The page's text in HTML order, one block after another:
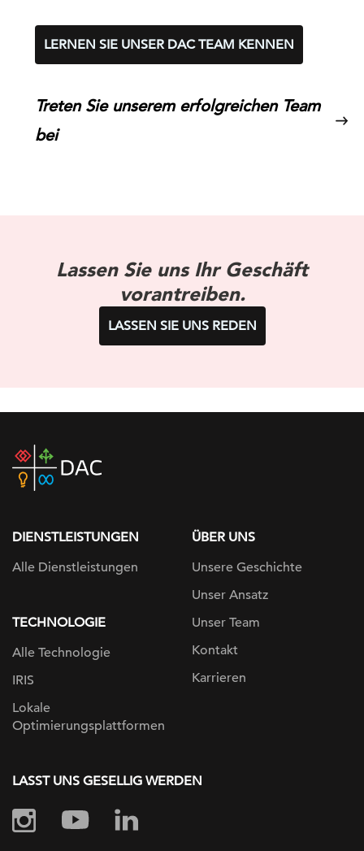
LERNEN SIE UNSER DAC TEAM KENNEN
Treten Sie unserem erfolgreichen Team
bei
Lassen Sie uns Ihr Geschäft
vorantreiben.
LASSEN SIE UNS REDEN
DAC
home
DIENSTLEISTUNGEN
Alle Dienstleistungen
TECHNOLOGIE
Alle Technologie
IRIS
Lokale
Optimierungsplattformen
ÜBER UNS
Unsere Geschichte
Unser Ansatz
Unser Team
Kontakt
Karrieren
LASST UNS GESELLIG WERDEN